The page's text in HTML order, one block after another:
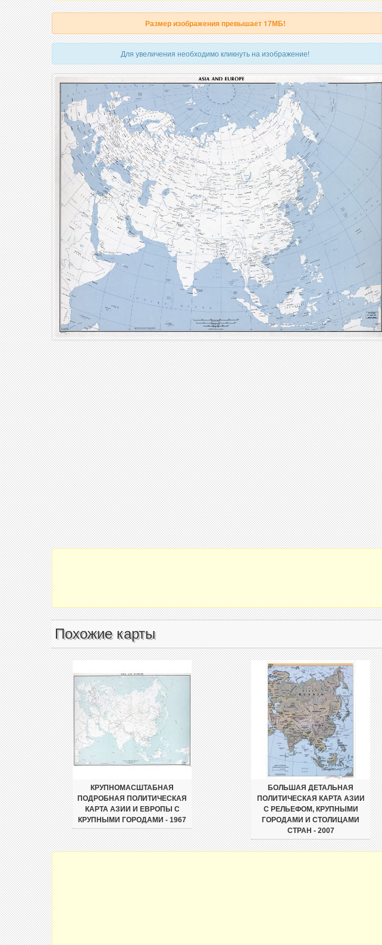
Размер изображения превышает 17МБ!
Для увеличения необходимо кликнуть на изображение!
Похожие карты
КРУПНОМАСШТАБНАЯ
ПОДРОБНАЯ ПОЛИТИЧЕСКАЯ
КАРТА АЗИИ И ЕВРОПЫ С
КРУПНЫМИ ГОРОДАМИ - 1967
БОЛЬШАЯ ДЕТАЛЬНАЯ
ПОЛИТИЧЕСКАЯ КАРТА АЗИИ
С РЕЛЬЕФОМ, КРУПНЫМИ
ГОРОДАМИ И СТОЛИЦАМИ
СТРАН - 2007